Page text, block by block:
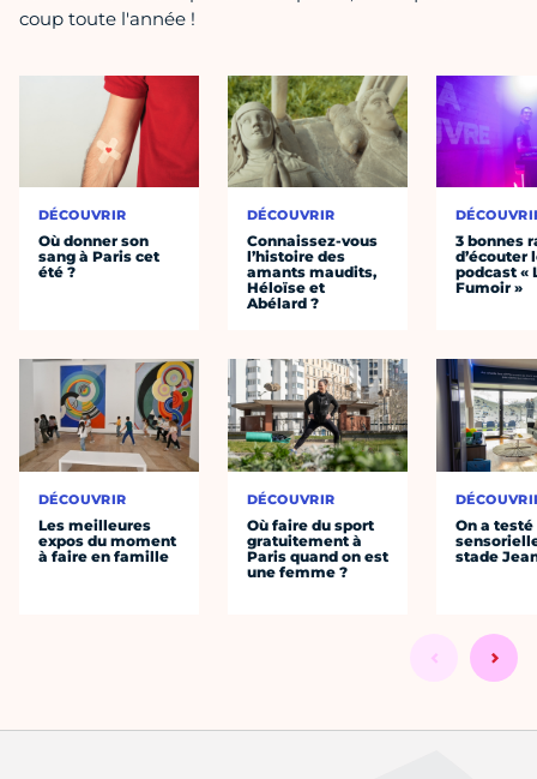
coup toute l'année !
DÉCOUVRIR
Où donner son
sang à Paris cet
été ?
DÉCOUVRIR
Les meilleures
expos du moment
à faire en famille
DÉCOUVRIR
Connaissez-vous
l’histoire des
amants maudits,
Héloïse et
Abélard ?
DÉCOUVRIR
Où faire du sport
gratuitement à
Paris quand on est
une femme ?
3 bonnes
d’écouter
podcast «
Fumoir »
On a
stade